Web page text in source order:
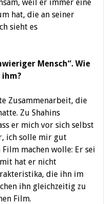
weil er immer eine
hat, die an seiner
sieht es
Mensch“. Wie
Zusammenarbeit, die
Zu Shahins
er mich vor sich selbst
ich solle mir gut
machen wolle: Er sei
hat er nicht
die ihn im
ihn gleichzeitig zu
Film.